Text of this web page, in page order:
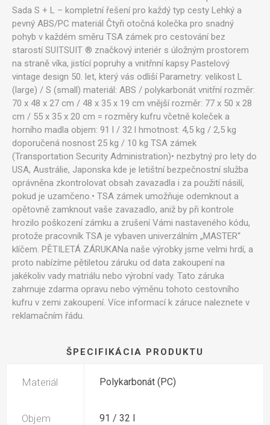
Sada S + L – kompletní řešení pro každý typ cesty Lehký a
pevný ABS/PC materiál Čtyři otočná kolečka pro snadný
pohyb v každém směru TSA zámek pro cestování bez
starostí SUITSUIT ® značkový interiér s úložným prostorem
na straně víka, jistící popruhy a vnitřnní kapsy Pastelový
vintage design 50. let, který vás odliší Parametry: velikost L
(large) / S (small) materiál: ABS / polykarbonát vnitřní rozměr:
70 x 48 x 27 cm / 48 x 35 x 19 cm vnější rozměr: 77 x 50 x 28
cm / 55 x 35 x 20 cm = rozměry kufru včetně koleček a
horního madla objem: 91 l / 32 l hmotnost: 4,5 kg / 2,5 kg
doporučená nosnost 25 kg / 10 kg TSA zámek
(Transportation Security Administration)• nezbytný pro lety do
USA, Austrálie, Japonska kde je letištní bezpečnostní služba
oprávněna zkontrolovat obsah zavazadla i za použití násilí,
pokud je uzamčeno.• TSA zámek umožňuje odemknout a
opětovně zamknout vaše zavazadlo, aniž by při kontrole
hrozilo poškození zámku a zrušení Vámi nastaveného kódu,
protože pracovník TSA je vybaven univerzálním „MASTER“
klíčem. PĚTILETÁ ZÁRUKANa naše výrobky jsme velmi hrdí, a
proto nabízíme pětiletou záruku od data zakoupení na
jakékoliv vady matriálu nebo výrobní vady. Tato záruka
zahrnuje zdarma opravu nebo výměnu tohoto cestovního
kufru v zemi zakoupení. Více informací k záruce naleznete v
reklamačním řádu.
ŠPECIFIKÁCIA PRODUKTU
Materiál Polykarbonát (PC)
Objem 91 / 32 l